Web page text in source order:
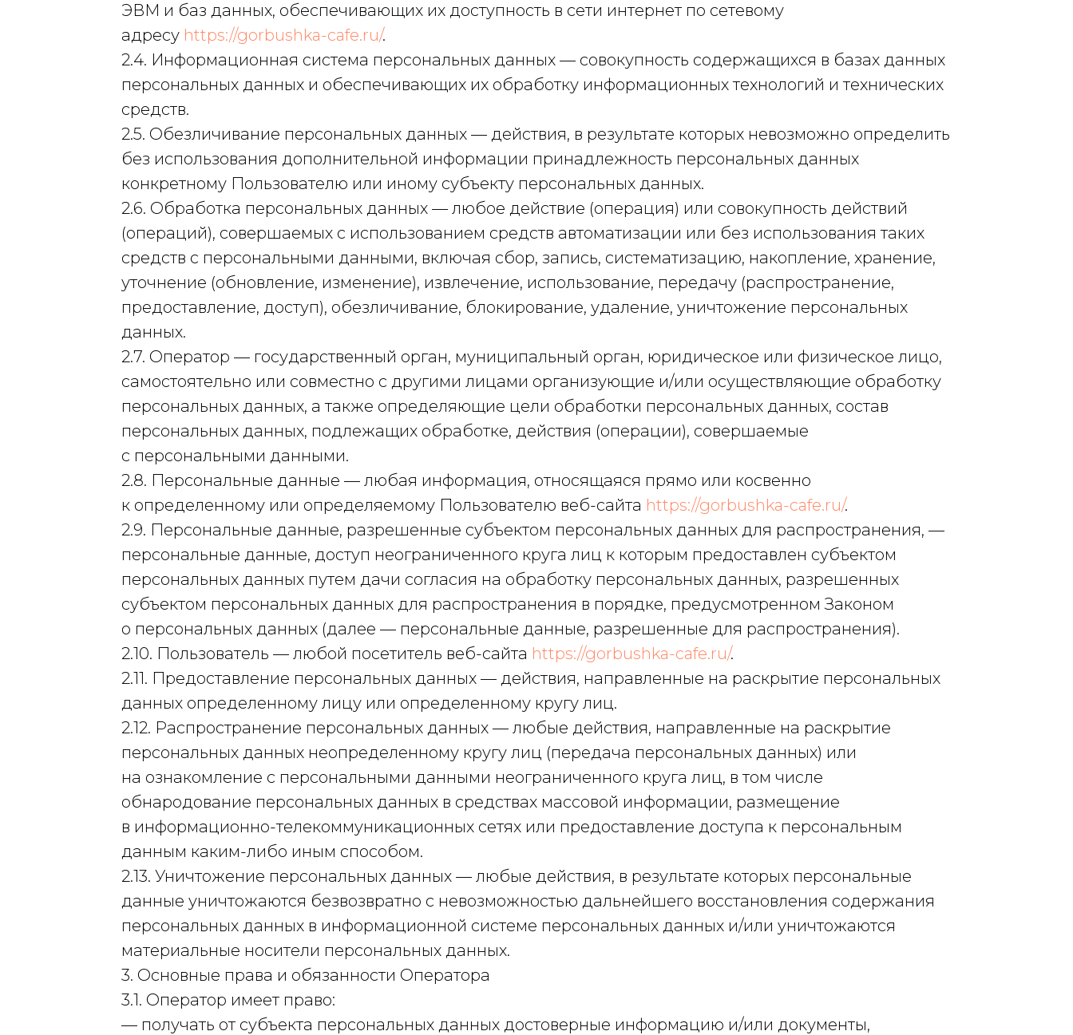
ЭВМ и баз данных, обеспечивающих их доступность в сети интернет по сетевому
адресу https://gorbushka-cafe.ru/.
2.4. Информационная система персональных данных — совокупность содержащихся в базах данных
персональных данных и обеспечивающих их обработку информационных технологий и технических
средств.
2.5. Обезличивание персональных данных — действия, в результате которых невозможно определить
без использования дополнительной информации принадлежность персональных данных
конкретному Пользователю или иному субъекту персональных данных.
2.6. Обработка персональных данных — любое действие (операция) или совокупность действий
(операций), совершаемых с использованием средств автоматизации или без использования таких
средств с персональными данными, включая сбор, запись, систематизацию, накопление, хранение,
уточнение (обновление, изменение), извлечение, использование, передачу (распространение,
предоставление, доступ), обезличивание, блокирование, удаление, уничтожение персональных
данных.
2.7. Оператор — государственный орган, муниципальный орган, юридическое или физическое лицо,
самостоятельно или совместно с другими лицами организующие и/или осуществляющие обработку
персональных данных, а также определяющие цели обработки персональных данных, состав
персональных данных, подлежащих обработке, действия (операции), совершаемые
с персональными данными.
2.8. Персональные данные — любая информация, относящаяся прямо или косвенно
к определенному или определяемому Пользователю веб-сайта https://gorbushka-cafe.ru/.
2.9. Персональные данные, разрешенные субъектом персональных данных для распространения, —
персональные данные, доступ неограниченного круга лиц к которым предоставлен субъектом
персональных данных путем дачи согласия на обработку персональных данных, разрешенных
субъектом персональных данных для распространения в порядке, предусмотренном Законом
о персональных данных (далее — персональные данные, разрешенные для распространения).
2.10. Пользователь — любой посетитель веб-сайта https://gorbushka-cafe.ru/.
2.11. Предоставление персональных данных — действия, направленные на раскрытие персональных
данных определенному лицу или определенному кругу лиц.
2.12. Распространение персональных данных — любые действия, направленные на раскрытие
персональных данных неопределенному кругу лиц (передача персональных данных) или
на ознакомление с персональными данными неограниченного круга лиц, в том числе
обнародование персональных данных в средствах массовой информации, размещение
в информационно-телекоммуникационных сетях или предоставление доступа к персональным
данным каким-либо иным способом.
2.13. Уничтожение персональных данных — любые действия, в результате которых персональные
данные уничтожаются безвозвратно с невозможностью дальнейшего восстановления содержания
персональных данных в информационной системе персональных данных и/или уничтожаются
материальные носители персональных данных.
3. Основные права и обязанности Оператора
3.1. Оператор имеет право:
— получать от субъекта персональных данных достоверные информацию и/или документы,